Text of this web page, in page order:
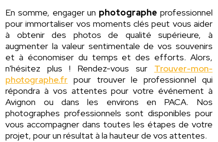
En somme, engager un photographe professionnel
pour immortaliser vos moments clés peut vous aider
à obtenir des photos de qualité supérieure, à
augmenter la valeur sentimentale de vos souvenirs
et à économiser du temps et des efforts. Alors,
n'hésitez plus ! Rendez-vous sur Trouver-mon-
photographe.fr pour trouver le professionnel qui
répondra à vos attentes pour votre événement à
Avignon ou dans les environs en PACA. Nos
photographes professionnels sont disponibles pour
vous accompagner dans toutes les étapes de votre
projet, pour un résultat à la hauteur de vos attentes.